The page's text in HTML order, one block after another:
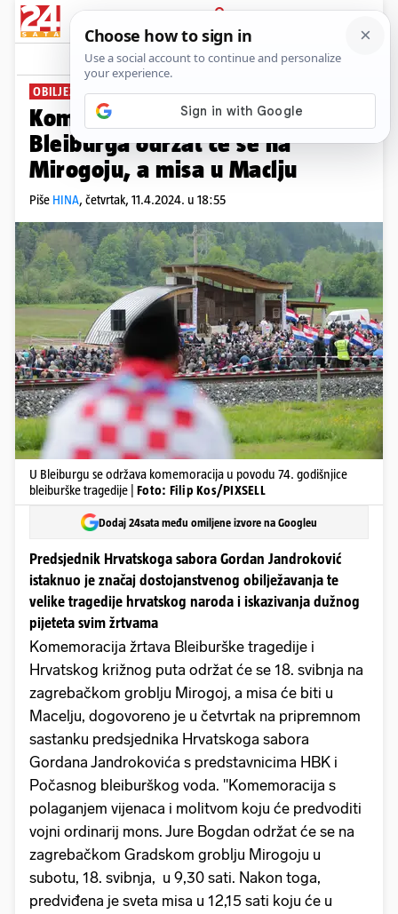
PRIJAVA
News Komentari
OBILJEŽAVANJE
Komemoracija za žrtve
Bleiburga održat će se na
Mirogoju, a misa u Maclju
Piše HINA, četvrtak, 11.4.2024. u 18:55
U Bleiburgu se održava komemoracija u povodu 74. godišnjice
bleiburške tragedije | Foto: Filip Kos/PIXSELL
Dodaj 24sata među omiljene izvore na Googleu
Predsjednik Hrvatskoga sabora Gordan Jandroković
istaknuo je značaj dostojanstvenog obilježavanja te
velike tragedije hrvatskog naroda i iskazivanja dužnog
pijeteta svim žrtvama
Komemoracija žrtava Bleiburške tragedije i
Hrvatskog križnog puta održat će se 18. svibnja na
zagrebačkom groblju Mirogoj, a misa će biti u
Macelju, dogovoreno je u četvrtak na pripremnom
sastanku predsjednika Hrvatskoga sabora
Gordana Jandrokovića s predstavnicima HBK i
Počasnog bleiburškog voda. "Komemoracija s
polaganjem vijenaca i molitvom koju će predvoditi
vojni ordinarij mons. Jure Bogdan održat će se na
zagrebačkom Gradskom groblju Mirogoju u
subotu, 18. svibnja, u 9,30 sati. Nakon toga,
predviđena je sveta misa u 12,15 sati koju će u